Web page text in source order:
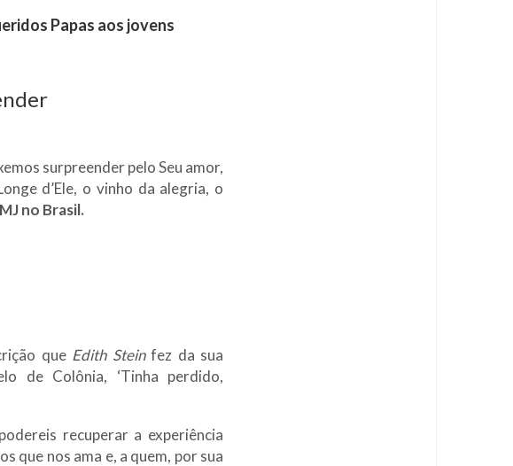
Papas aos jovens
surpreender pelo Seu amor,
d’Ele, o vinho da alegria, o
no Brasil.
que Edith Steinfez da sua
de Colônia, ‘Tinha perdido,
recuperar a experiência
que nos ama e, a quem, por sua